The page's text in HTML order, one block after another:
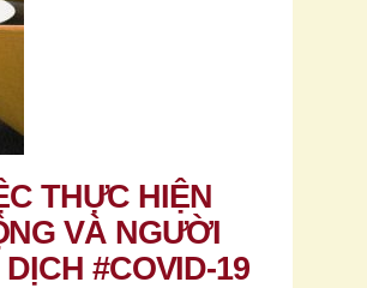
THỰC HIỆN
VÀ NGƯỜI
#COVID-19